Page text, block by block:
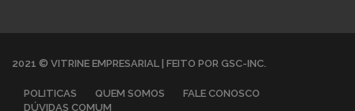
2021 © VITRINE EMPRESARIAL | FEITO POR GSC-INC.
POLITICAS QUEM SOMOS
FALE CONOSCO
DÚVIDAS COMUM